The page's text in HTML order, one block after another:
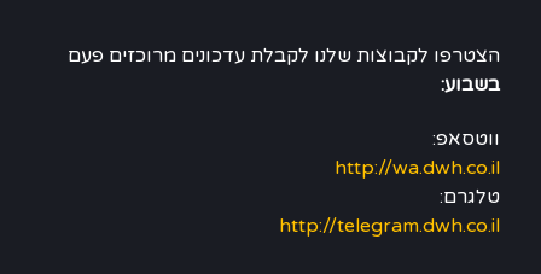
הצטרפו לקבוצות שלנו לקבלת עדכונים מרוכזים פעם
בשבוע:
ווטסאפ:
http://wa.dwh.co.il
טלגרם:
http://telegram.dwh.co.il